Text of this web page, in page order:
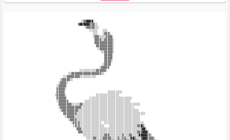
                          ░▒▒▓▓▓▓░
                        ▒▓▓▓▓▓▓▒▒▒░░
                            ░▒▒▒▒▒░░░
                               ░░░░░   ░░░
                                 ░░░   ░▒▒▒░
                                 ░▒▒▒░░░░▒▒▒▒
                                  ▒▒▒▒░░▒▒▒▒▒░
                                  ▒▒▒▒▒▒▒▒▒▒▒░
                                   ▒▒▒▒▒▒▒▒▒▒░
                                    ░▒▒▒▒▒▒▒▒░
                                      ░░▒▒▒▒▒░
                                        ▒▒▒▒▒
                                        ▒▒▒▒▒
                                        ▒▒▒▒░
                                       ░▒▒▒▒
                                     ░▒▒▒▒▒
                         ░░░░░░░░░░▒▒▒▒▒▒░
                  ░░▒▒▒▒▒▒▒▒▒▒▒▒▒▒▒▒▒▒░░
               ░░▒▒▒▒▒▒▒▒░░░░░░░░░░
             ░▒▒▒▒▒░░
            ░▒▒▒▒░
           ░▒▒▒▒▒
           ▒▒▒▒▒░
           ▒▒▒▒▒                          ░░░░░░░░░
          ░▒▒▒▒▒░                  ░░░░░░░░░░░░░░
           ▒▒▒▒▒▒              ░░░░░░░░░░░░░░░░░░░░░░░░░░
           ░▒▒▒▒▒▒          ░░░░░░░░░░░░░░░░░░░░░░░░░░░░
            ▒▒▒▒▒▒▒▒░░░░░▒▒░░░░░░░░░░░░░░░░░░░░░░░░░░░░░░░░░░░
            ░▒▒▒▒▒▒▒▒▒▒▒▒▒░░░░░░░░░░░░░░░░░░░░░░░░░░░░░░░░
             ░▒▒▒▒▒▒▒▒▒▒░░░░░░░░░░░░░░░░░░░░░░░░░░░░░░░░░░░░░
               ▒▒▒▒▒▒▒▒░░░░░░░░░░░░░░░░░░░░░░░░░░░░░░░░░░░░░░░░░░
                ░▒▒▒▒▒░░░░░░░░░░░░░░░░░░░░░░░░░░░░░░░░░░░░░░░░
                  ░▒▒▒▒░░░░░░░░░░░░░░░░░░░░░░░░░░░░░░░░░░░░░░░
                    ░▒▒░▒░░░░░░░░░░░░░  ░░░░░░░░░░░░░░░░░░░░░░░░
                     ░▒░▒░░░░░░░░░░░░░░░   ░░░░░░░░░░░░░░░░░▒▒▓▒░
                       ▒▒▒░░░░░░░░░░░░░░░░░░░░░░░░░░░░░░░░░░░░▒▓▓░
                        ▒▒▒░░░░░░░░░░░░░░░░░░░░░░░░░░░░░░░░░▒▒▒▓▓▓▒
                           ░░░░░░░░░░░░░▒▒▒░░░░░░░░▒░░░▒▒░░░░▓▓▓▓▓▒▒░
                             ░░░░▒▒░░░░▒▒▒▒▒░░░░▒░░▒▒░░░▓▓▒░░░▒▓▓▓▒▒▒▒░